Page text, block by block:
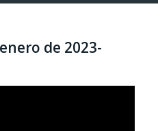
de 2023-